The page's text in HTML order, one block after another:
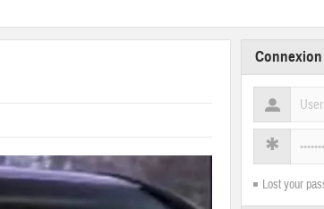
Connexion
Lost your